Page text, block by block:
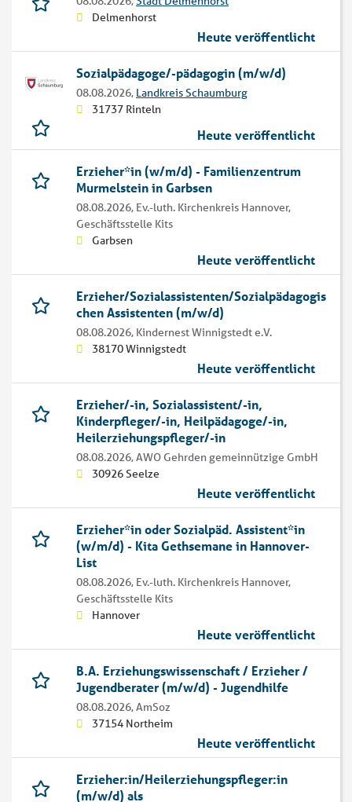
Delmenhorst
Heute veröffentlicht
Sozialpädagoge/-pädagogin (m/w/d)
08.08.2026, Landkreis Schaumburg
31737 Rinteln
Heute veröffentlicht
Erzieher*in (w/m/d) - Familienzentrum
Murmelstein in Garbsen
08.08.2026, Ev.-luth. Kirchenkreis Hannover,
Geschäftsstelle Kits
Garbsen
Heute veröffentlicht
Erzieher/Sozialassistenten/Sozialpädagogis
chen Assistenten (m/w/d)
08.08.2026, Kindernest Winnigstedt e.V.
38170 Winnigstedt
Heute veröffentlicht
Erzieher/-in, Sozialassistent/-in,
Kinderpfleger/-in, Heilpädagoge/-in,
Heilerziehungspfleger/-in
08.08.2026,AWO Gehrden gemeinnützige GmbH
30926 Seelze
Heute veröffentlicht
Erzieher*in oder Sozialpäd. Assistent*in
(w/m/d) - Kita Gethsemane in Hannover-
List
08.08.2026, Ev.-luth. Kirchenkreis Hannover,
Geschäftsstelle Kits
Hannover
Heute veröffentlicht
B.A. Erziehungswissenschaft / Erzieher /
Jugendberater (m/w/d) - Jugendhilfe
08.08.2026,AmSoz
37154 Northeim
Heute veröffentlicht
Erzieher:in/Heilerziehungspfleger:in
(m/w/d) als